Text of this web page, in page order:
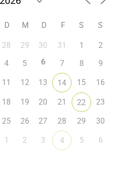
D M D F S S
28 29 30 31 1
2
4 5 6 7 8 9
11 12 13 14 15 16
18 19 20 21 22 23
25 26 27 28 29 30
1 2 3 4 5 6